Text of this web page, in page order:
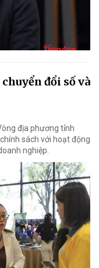
đổi số và
địa phương tỉnh
sách với hoạt động
nghiệp.